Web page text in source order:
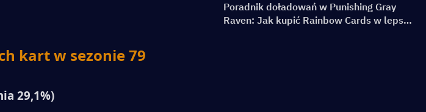
kart w sezonie 79
29,1%)
Poradnik doładowań w Punishing Gray
Raven: Jak kupić Rainbow Cards w lepszej